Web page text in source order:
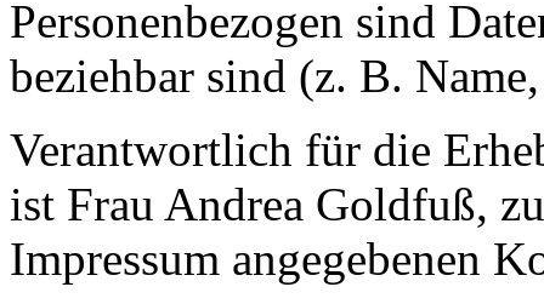
Personenbezogen sind
beziehbar sind (z. B.
Verantwortlich für die
ist Frau Andrea Goldfuß,
Impressum angegebenen